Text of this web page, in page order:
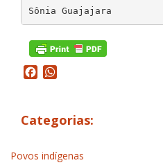
Facebook
Categorias:
Povos indígenas